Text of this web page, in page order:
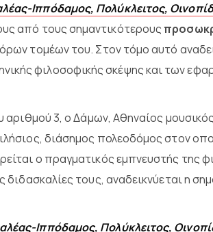
Ιππόδαμος, Πολύκλειτος,
από τους σημαντικότερους
τομέων του. Στον τόμο αυτό
φιλοσοφικής σκέψης και των
3, ο Δάμων, Αθηναίος
διάσημος πολεοδόμος στον
ο πραγματικός εμπνευστής της
τους, αναδεικνύεται η
Ιππόδαμος, Πολύκλειτος,